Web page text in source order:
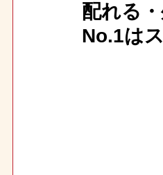
配れる
No.1は